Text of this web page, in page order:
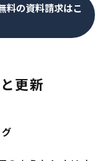
料の資料請求はこ
更新